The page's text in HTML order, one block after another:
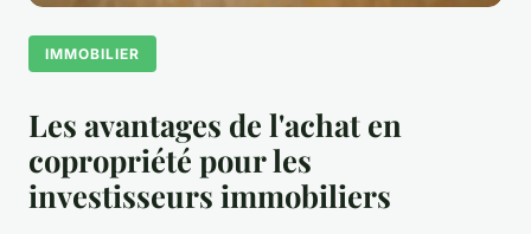
IMMOBILIER
Les avantages de l'achat en
copropriété pour les
investisseurs immobiliers